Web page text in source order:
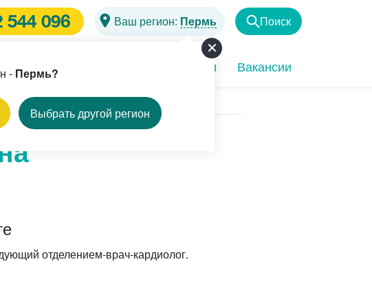
544 096 Ваш регион: Пермь
- Пермь?
Выбрать другой регион
Поиск
Врачи Акции Вакансии
отделением-врач-кардиолог.